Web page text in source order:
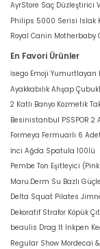
AyrStore Saç Düzleştirici
Philips 5000 Serisi Islak
Royal Canin Motherbaby
En Favori Ürünler
İsego Emoji Yumurtlayan
Ayakkabılık Ahşap
2 Katlı Banyo Kozmetik
Besinistanbul PSSPOR 2
Formeya Fermuarlı 6
İnci Ağda Spatula 100lü
Pembe Ton Eşitleyici
Maru.Derm Su Bazlı
Delta Squat Pilates
Dekoratif Strafor Köpük
beaulis Drag It Inkpen
Regular Show Mordecai